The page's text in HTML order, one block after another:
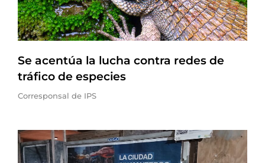
Se acentúa la lucha contra redes de
tráfico de especies
Corresponsal de IPS